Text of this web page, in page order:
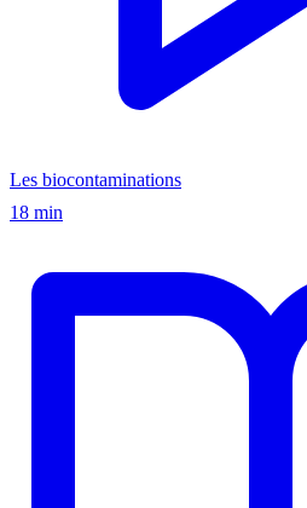
Les biocontaminations
18 min